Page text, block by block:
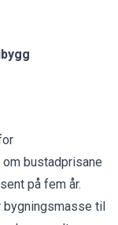
bustadprisane
på fem år.
bygningsmasse til